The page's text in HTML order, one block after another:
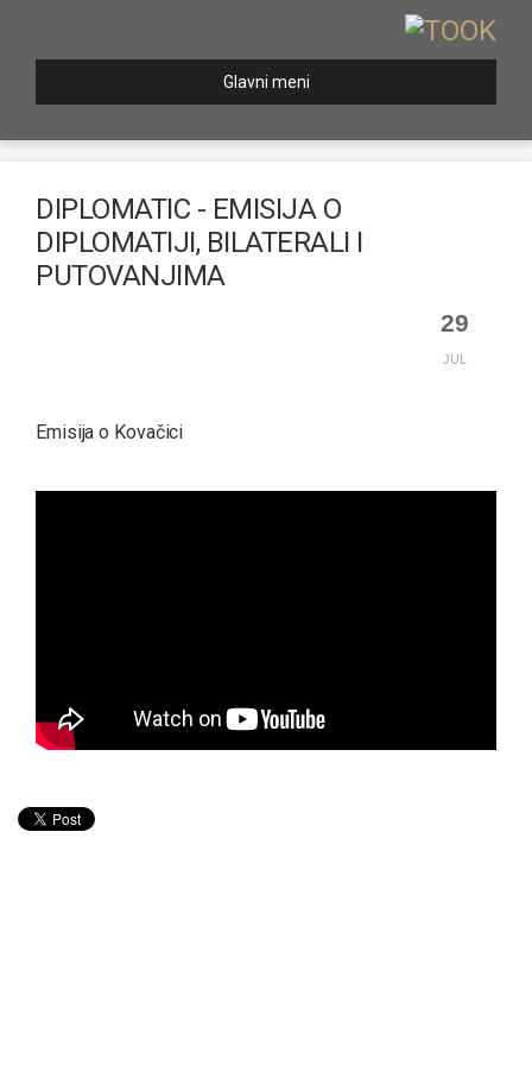
Glavni meni
DIPLOMATIC - EMISIJA O
DIPLOMATIJI, BILATERALI I
PUTOVANJIMA
29
JUL
Emisija o Kovačici